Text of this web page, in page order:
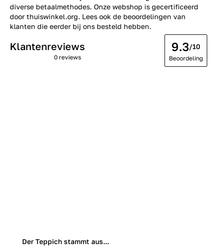
diverse betaalmethodes. Onze webshop is gecertificeerd
door thuiswinkel.org. Lees ook de beoordelingen van
klanten die eerder bij ons besteld hebben.
Der Teppich stammt aus...
Klantenreviews
0 reviews
9.3/10
Beoordeling